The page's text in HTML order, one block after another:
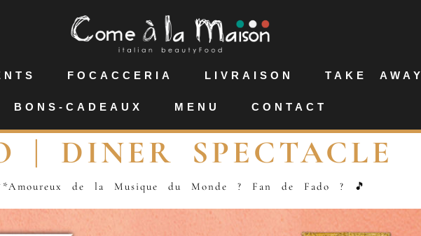
FOCACCERIA LIVRAISON TAKE AWAY
BONS-CADEAUX MENU CONTACT
| DINER SPECTACLE
de la Musique du Monde ? Fan de Fado ? 🎵